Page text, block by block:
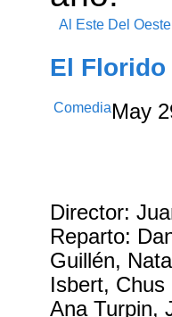
Al Este Del
El Florido
ComediaMay
Director:
Reparto:
Guillén,
Isbert,
Ana Turpin,